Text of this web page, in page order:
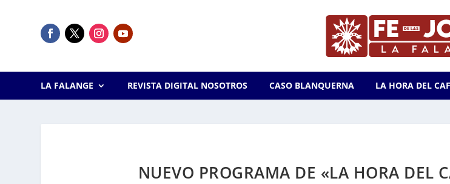
LA FALANGE REVISTA DIGITAL NOSOTROS CASO BLANQUERNA LA HORA DEL
NUEVO PROGRAMA DE «LA HORA DEL